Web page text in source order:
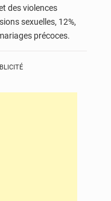
des violences
sexuelles, 12%,
précoces.